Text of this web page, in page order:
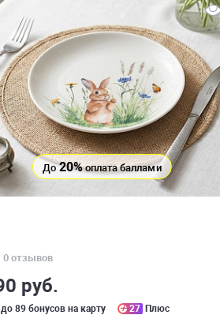
До20%оплата баллами
0 отзывов
руб.
до 89 бонусов на карту 27 Плюс